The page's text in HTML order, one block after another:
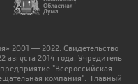
2001 — 2022. Свидетельство
2014 года. Учредитель
"Всероссийская
компания". Главный